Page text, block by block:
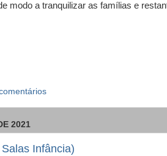
modo a tranquilizar as famílias e
2021
Infância)